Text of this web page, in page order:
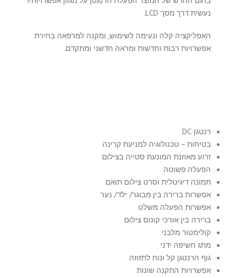
נעשית דרך מסך LCD.
האפליקציה קלה ונעימה לשימוש, ומקנה למרפאה בחירת
אפשרויות רבות וחדשות ומראה חדשני ומתקדם.
רנטגן DC
בטיחות – טכנולוגיה למניעת קרינה
זרוע מאוזנת המונעת סטייה בצילום
הפעלה פשוטה
תמונה דיגיטלית וסרט צילום תואם
אפשרות ברירה בין מבוגר/ ילד/ נער
אפשרות הפעלה משלט
ברירה בין אורכי קונוס צילום
קולימטור מלבני
מתג חשיפה ידני
גוף הרנטגן קל ונוח לתזוזה
אפשרויות התקנה שונות